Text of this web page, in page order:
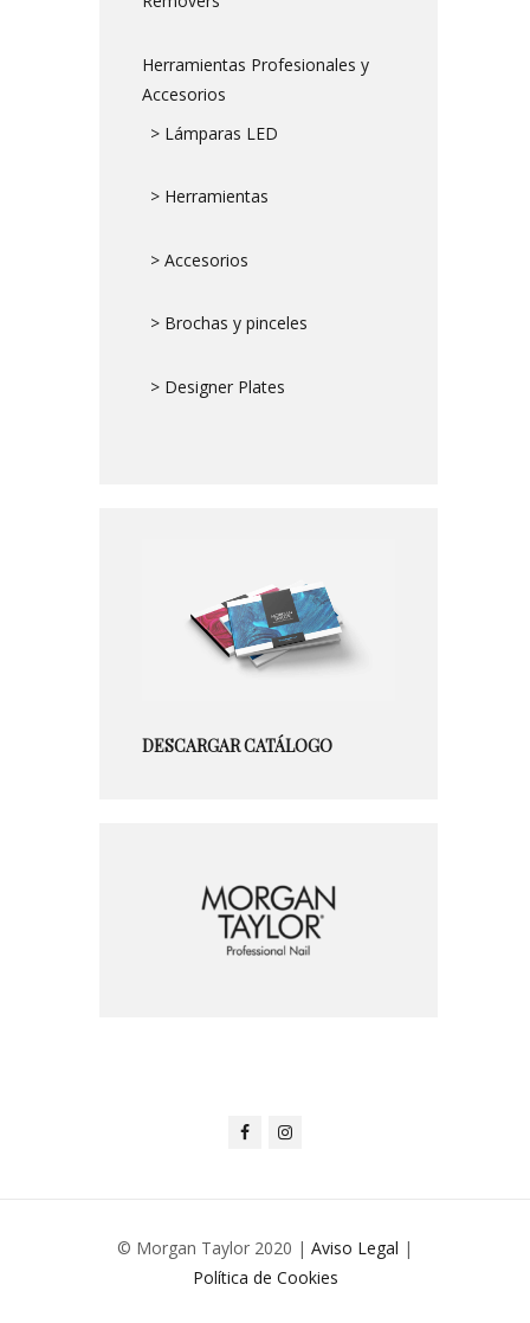
Herramientas Profesionales y
Accesorios
> Lámparas LED
> Herramientas
> Accesorios
> Brochas y pinceles
> Designer Plates
DESCARGAR CATÁLOGO
© Morgan Taylor 2020 | Aviso Legal |
Política de Cookies